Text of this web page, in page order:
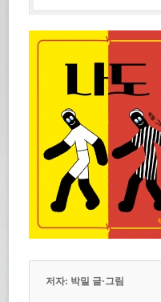
저자: 박밀 글·그림